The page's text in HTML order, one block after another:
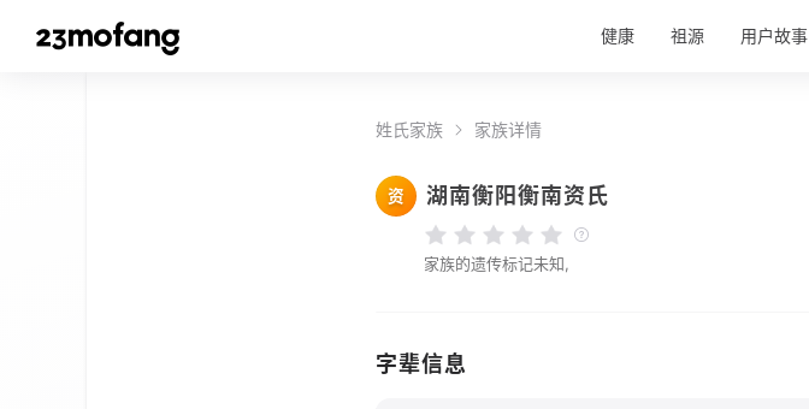
健康 祖源 用户故事
姓氏家族 家族详情
资 湖南衡阳衡南资氏
家族的遗传标记未知,
字辈信息